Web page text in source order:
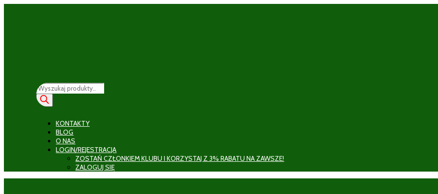
Wyszukiwarka
produktów
KONTAKTY
BLOG
O NAS
LOGIN/REJESTRACJA
ZOSTAŃ CZŁONKIEM KLUBU I KORZYSTAJ Z 3% RABATU NA ZAWSZE!
ZALOGUJ SIĘ